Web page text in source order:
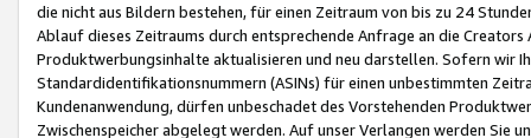
die nicht aus Bildern bestehen, für einen Zeitraum von bis zu 24
Ablauf dieses Zeitraums durch entsprechende Anfrage an die
Produktwerbungsinhalte aktualisieren und neu darstellen. Sofern wir
Standardidentifikationsnummern (ASINs) für einen unbestimmten
Kundenanwendung, dürfen unbeschadet des Vorstehenden
Zwischenspeicher abgelegt werden. Auf unser Verlangen werden Sie